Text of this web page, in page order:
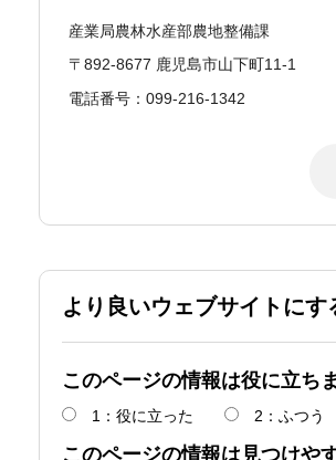
産業局農林水産部農地整備課
〒892-8677 鹿児島市山下町11-1
電話番号：099-216-1342
より良いウェブサイトに
このページの情報は役に立ち
1：役に立った 2：ふつう
このページの情報は見つけや